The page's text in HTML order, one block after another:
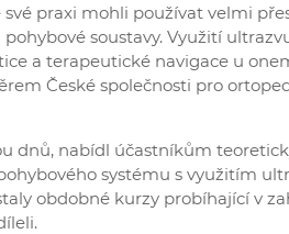
své praxi mohli používat velmi
soustavy. Využití
a terapeutické navigace u
České společnosti pro
dnů, nabídl účastníkům
systému s využitím
obdobné kurzy probíhající v